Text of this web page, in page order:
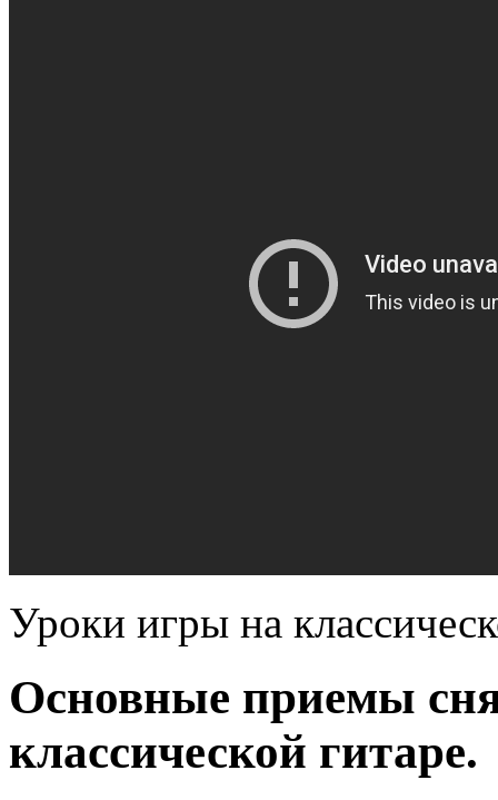
Уроки игры на
Основные приемы
классической гитаре.